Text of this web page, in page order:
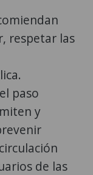
respetar las
paso
y
de las